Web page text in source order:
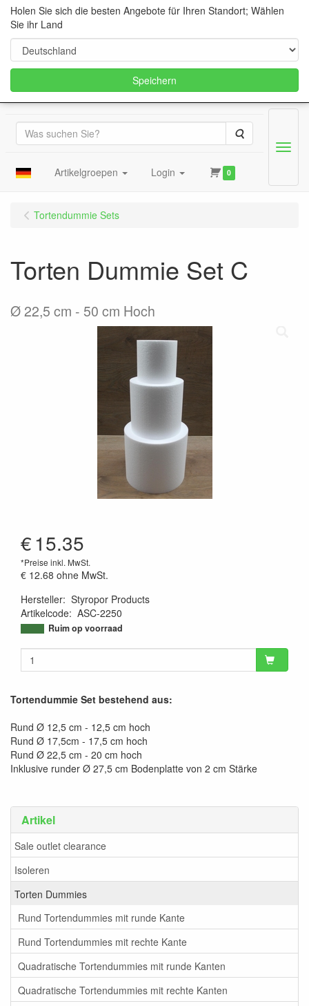
Suche
Artikelgroepen Login 0
Menu
Artikel
Sale outlet clearance
Isoleren
Torten Dummies
Rund Tortendummies mit runde Kante
Rund Tortendummies mit rechte Kante
Quadratische Tortendummies mit runde Kanten
Quadratische Tortendummies mit rechte Kanten
Tortendummie Sets
Torten Dummie Set C
Ø 22,5 cm - 50 cm Hoch
€15.35
*Preise inkl. MwSt.
€ 12.68 ohne MwSt.
Hersteller: Styropor Products
Artikelcode: ASC-2250
9503577539290
Ruim op voorraad
Tortendummie Set bestehend aus:
Rund Ø 12,5 cm - 12,5 cm hoch
Rund Ø 17,5cm - 17,5 cm hoch
Rund Ø 22,5 cm - 20 cm hoch
Inklusive runder Ø 27,5 cm Bodenplatte von 2 cm Stärke
Holen Sie sich die besten Angebote für Ihren Standort; Wählen
Sie ihr Land
Speichern